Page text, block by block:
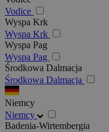
Vodice
Wyspa Krk
Wyspa Krk
Wyspa Pag
Wyspa Pag
Środkowa Dalmacja
Środkowa Dalmacja
Niemcy
Niemcy
Badenia-Wirtembergia